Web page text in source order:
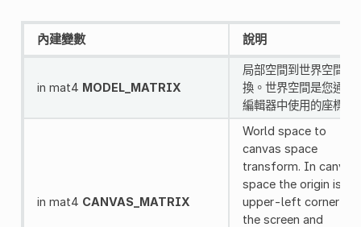
內建變數 說明
in mat4 MODEL_MATRIX
局部空間到世界空間的
換。世界空間是您通常
編輯器中使用的座標。
in mat4 CANVAS_MATRIX
World space to
canvas space
transform. In canvas
space the origin is
upper-left corner of
the screen and